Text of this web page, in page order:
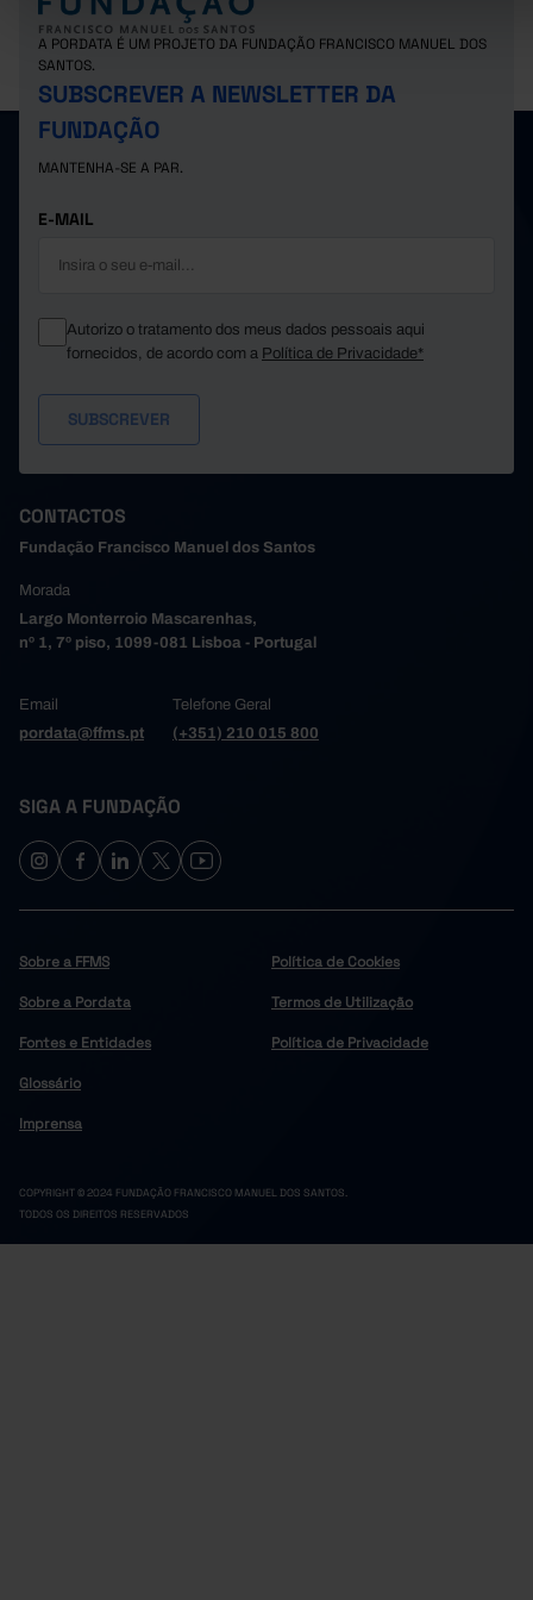
Suíça
A PORDATA É UM PROJETO DA FUNDAÇÃO FRANCISCO MANUEL DOS
SANTOS.
SUBSCREVER A NEWSLETTER DA
FUNDAÇÃO
MANTENHA-SE A PAR.
E-MAIL
Autorizo o tratamento dos meus dados pessoais aqui
fornecidos, de acordo com a Política de Privacidade*
CONTACTOS
Fundação Francisco Manuel dos Santos
Morada
Largo Monterroio Mascarenhas,
nº 1, 7º piso, 1099-081 Lisboa - Portugal
Email
pordata@ffms.pt
Telefone Geral
(+351) 210 015 800
SIGA A FUNDAÇÃO
Sobre a FFMS
Sobre a Pordata
Fontes e Entidades
Glossário
Imprensa
Política de Cookies
Termos de Utilização
Política de Privacidade
COPYRIGHT © 2024 FUNDAÇÃO FRANCISCO MANUEL DOS SANTOS.
TODOS OS DIREITOS RESERVADOS